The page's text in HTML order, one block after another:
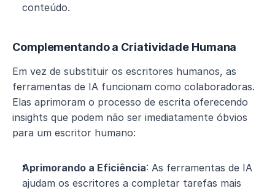
conteúdo.
Complementando a Criatividade Humana
Em vez de substituir os escritores humanos, as
ferramentas de IA funcionam como colaboradoras.
Elas aprimoram o processo de escrita oferecendo
insights que podem não ser imediatamente óbvios
para um escritor humano:
Aprimorando a Eficiência: As ferramentas de IA
ajudam os escritores a completar tarefas mais